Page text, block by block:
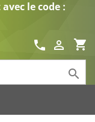
le code :
shopping_cart

call
